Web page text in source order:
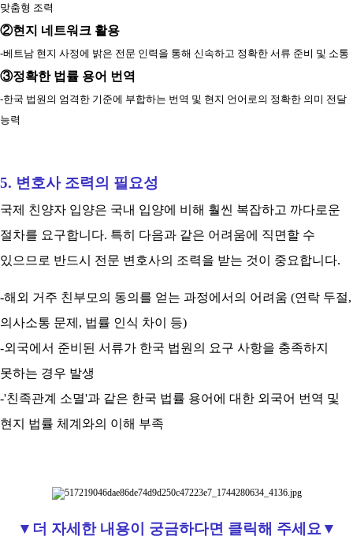
맞춤형 조력
②현지 네트워크 활용
-베트남 현지 사정에 밝은 전문 인력을 통해 신속하고 정확한 서류 준비 및 소통
③정확한 법률 용어 번역
-한국 법원의 엄격한 기준에 부합하는 번역 및 현지 언어로의 정확한 의미 전달
능력
5. 변호사 조력의 필요성
국제 친양자 입양은 국내 입양에 비해 훨씬 복잡하고 까다로운
절차를 요구합니다. 특히 다음과 같은 어려움에 직면할 수
있으므로 반드시 전문 변호사의 조력을 받는 것이 중요합니다.
-해외 거주 친부모의 동의를 얻는 과정에서의 어려움 (연락 두절,
의사소통 문제, 법률 인식 차이 등)
-외국에서 준비된 서류가 한국 법원의 요구 사항을 충족하지
못하는 경우 발생
-'친족관계 소멸'과 같은 한국 법률 용어에 대한 외국어 번역 및
현지 법률 체계와의 이해 부족
▼더 자세한 내용이 궁금하다면 클릭해 주세요▼